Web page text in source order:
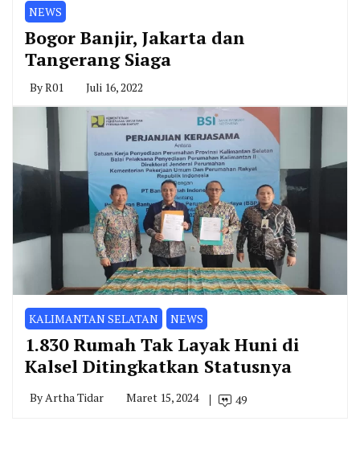
NEWS
Bogor Banjir, Jakarta dan
Tangerang Siaga
ByR01 Juli 16, 2022
KALIMANTAN SELATAN NEWS
1.830 Rumah Tak Layak Huni di
Kalsel Ditingkatkan Statusnya
By Artha Tidar Maret 15, 2024 49